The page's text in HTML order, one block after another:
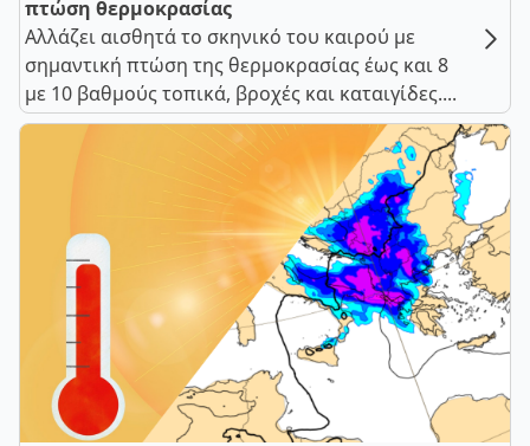
πτώση θερμοκρασίας
Αλλάζει αισθητά το σκηνικό του καιρού με
σημαντική πτώση της θερμοκρασίας έως και 8
με 10 βαθμούς τοπικά, βροχές και καταιγίδες....